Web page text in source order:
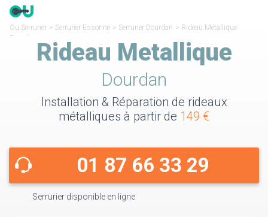
Ou Serrurier > Serrurier Essonne > Serrurier Dourdan > Rideau Métallique
Dourdan
Rideau Metallique
Dourdan
Installation & Réparation de rideaux
métalliques à partir de 149 €
01 87 66 33 29
Serrurier disponible en ligne